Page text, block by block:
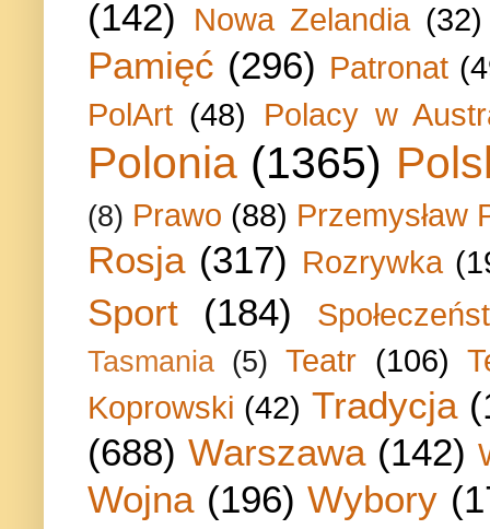
(142) Nowa Zelandia (32)
Pamięć (296) Patronat
PolArt (48) Polacy w
Polonia (1365)
(8) Prawo (88) Przemysław
Rosja (317) Rozrywka
Sport (184)
Tasmania (5) Teatr (106)
Koprowski (42) Tradycja
(688) Warszawa (142)
Wojna (196) Wybory